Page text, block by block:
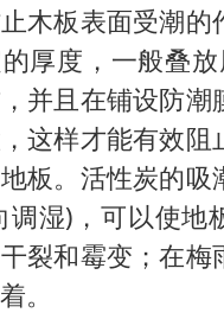
木板表面受潮的
厚度，一般叠
并且在铺设防潮
这样才能有效阻
板。活性炭的吸
调湿)，可以使地
裂和霉变；在梅
。